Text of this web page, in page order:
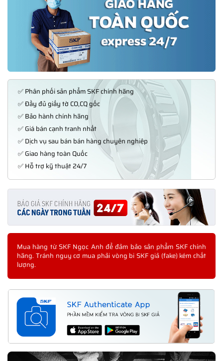
✅ Phân phối sản phẩm SKF chính hãng
✅ Đầy đủ giấy tờ CO,CQ gốc
✅ Bảo hành chính hãng
✅ Giá bán cạnh tranh nhất
✅ Dịch vụ sau bán bán hàng chuyên nghiệp
✅ Giao hàng toàn Quốc
✅ Hỗ trợ kỹ thuật 24/7
Mua hàng từ SKF Ngọc Anh để đảm bảo sản phẩm SKF chính
hãng. Tránh nguy cơ mua phải vòng bi SKF giả (fake) kém chất
lượng.